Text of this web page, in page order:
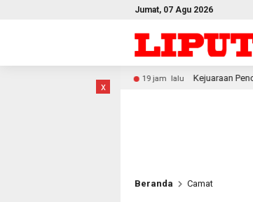
Jumat, 07 Agu 2026
x
Kejuaraan Pencak Silat Piala
Beranda Camat